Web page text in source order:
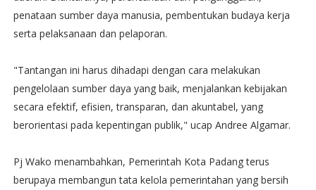
penataan sumber daya manusia, pembentukan budaya kerja
serta pelaksanaan dan pelaporan.
"Tantangan ini harus dihadapi dengan cara melakukan
pengelolaan sumber daya yang baik, menjalankan kebijakan
secara efektif, efisien, transparan, dan akuntabel, yang
berorientasi pada kepentingan publik," ucap Andree Algamar.
Pj Wako menambahkan, Pemerintah Kota Padang terus
berupaya membangun tata kelola pemerintahan yang bersih